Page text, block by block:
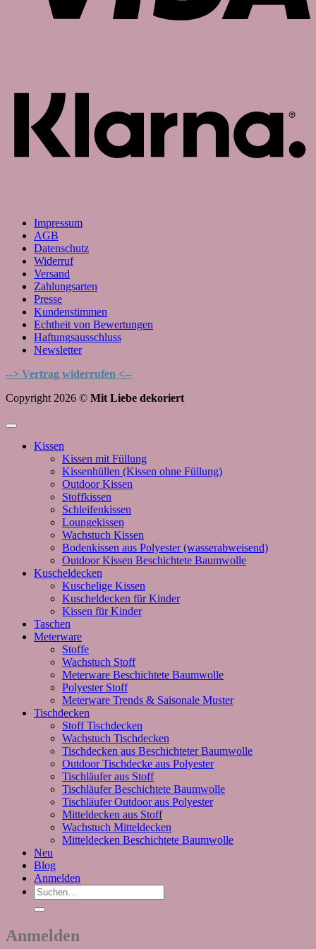
Impressum
AGB
Datenschutz
Widerruf
Versand
Zahlungsarten
Presse
Kundenstimmen
Echtheit von Bewertungen
Haftungsausschluss
Newsletter
--> Vertrag widerrufen <--
Copyright 2026 © Mit Liebe dekoriert
Kissen
Kissen mit Füllung
Kissenhüllen (Kissen ohne Füllung)
Outdoor Kissen
Stoffkissen
Schleifenkissen
Loungekissen
Wachstuch Kissen
Bodenkissen aus Polyester (wasserabweisend)
Outdoor Kissen Beschichtete Baumwolle
Kuscheldecken
Kuschelige Kissen
Kuscheldecken für Kinder
Kissen für Kinder
Taschen
Meterware
Stoffe
Wachstuch Stoff
Meterware Beschichtete Baumwolle
Polyester Stoff
Meterware Trends & Saisonale Muster
Tischdecken
Stoff Tischdecken
Wachstuch Tischdecken
Tischdecken aus Beschichteter Baumwolle
Outdoor Tischdecke aus Polyester
Tischläufer aus Stoff
Tischläufer Beschichtete Baumwolle
Tischläufer Outdoor aus Polyester
Mitteldecken aus Stoff
Wachstuch Mitteldecken
Mitteldecken Beschichtete Baumwolle
Neu
Blog
Anmelden
Suchen
nach:
Anmelden